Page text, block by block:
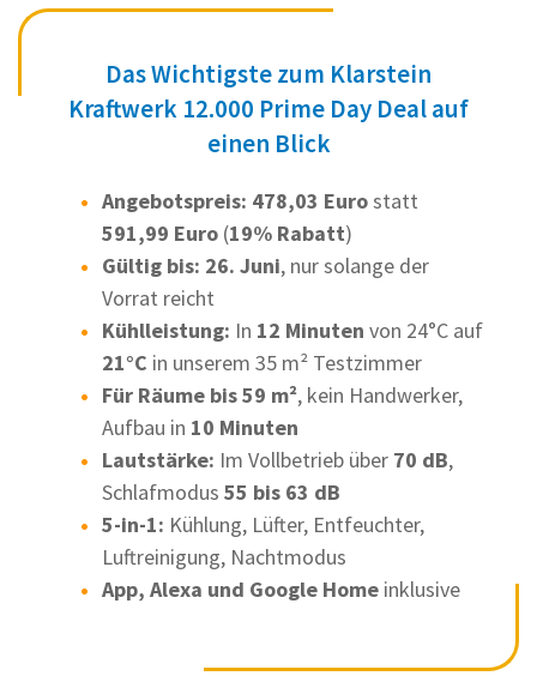
Das Wichtigste zum Klarstein
Kraftwerk 12.000 Prime Day Deal auf
einen Blick
Angebotspreis: 478,03 Eurostatt
591,99 Euro (19% Rabatt)
Gültig bis: 26. Juni, nur solange der
Vorrat reicht
Kühlleistung: In 12 Minuten von 24°C auf
21°C in unserem 35 m² Testzimmer
Für Räume bis 59 m², kein Handwerker,
Aufbau in 10 Minuten
Lautstärke: Im Vollbetrieb über 70 dB,
Schlafmodus 55 bis 63 dB
5-in-1: Kühlung, Lüfter, Entfeuchter,
Luftreinigung, Nachtmodus
App, Alexa und Google Home inklusive